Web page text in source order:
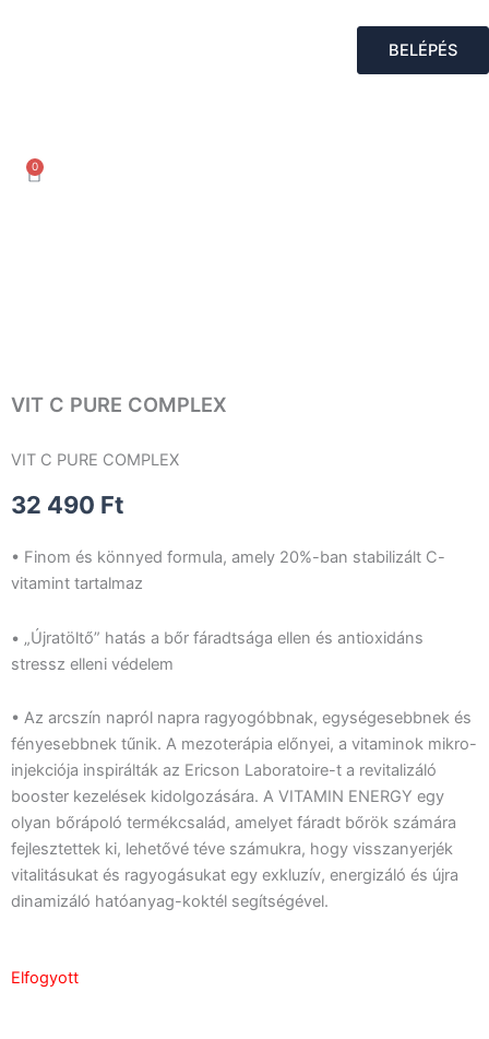
BELÉPÉS
0
Kosár
VIT C PURE COMPLEX
VIT C PURE COMPLEX
32 490 Ft
• Finom és könnyed formula, amely 20%-ban stabilizált C-
vitamint tartalmaz
• „Újratöltő” hatás a bőr fáradtsága ellen és antioxidáns
stressz elleni védelem
• Az arcszín napról napra ragyogóbbnak, egységesebbnek és
fényesebbnek tűnik. A mezoterápia előnyei, a vitaminok mikro-
injekciója inspirálták az Ericson Laboratoire-t a revitalizáló
booster kezelések kidolgozására. A VITAMIN ENERGY egy
olyan bőrápoló termékcsalád, amelyet fáradt bőrök számára
fejlesztettek ki, lehetővé téve számukra, hogy visszanyerjék
vitalitásukat és ragyogásukat egy exkluzív, energizáló és újra
dinamizáló hatóanyag-koktél segítségével.
Elfogyott